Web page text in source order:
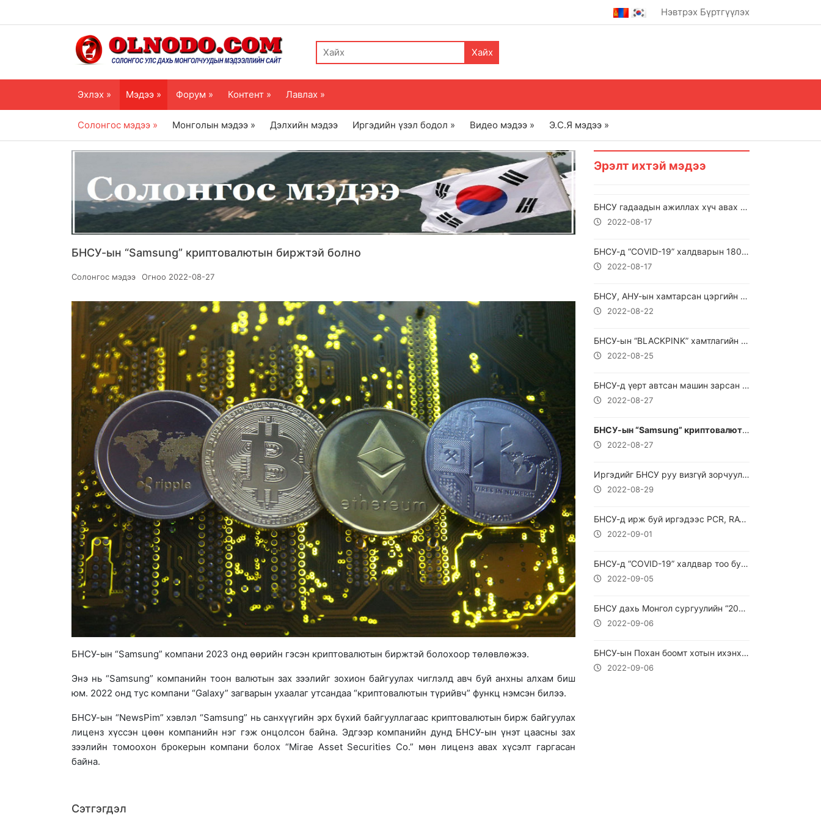
Нэвтрэх Бүртгүүлэх
Хайх
Эхлэх » Мэдээ » Форум » Контент » Лавлах »
Солонгос мэдээ » Монголын мэдээ » Дэлхийн мэдээ Иргэдийн үзэл бодол » Видео мэдээ » Э.С.Я мэдээ »
БНСУ-ын “Samsung” криптовалютын биржтэй болно
Солонгос мэдээ Огноо 2022-08-27
БНСУ-ын “Samsung” компани 2023 онд өөрийн гэсэн криптовалютын биржтэй болохоор төлөвлөжээ.
Энэ нь “Samsung” компанийн тоон валютын зах зээлийг зохион байгуулах чиглэлд авч буй анхны алхам биш
юм. 2022 онд тус компани “Galaxy” загварын ухаалаг утсандаа “криптовалютын түрийвч” функц нэмсэн билээ.
БНСУ-ын “NewsPim” хэвлэл “Samsung” нь санхүүгийн эрх бүхий байгууллагаас криптовалютын бирж байгуулах
лиценз хүссэн цөөн компанийн нэг гэж онцолсон байна. Эдгээр компанийн дунд БНСУ-ын үнэт цаасны зах
зээлийн томоохон брокерын компани болох “Mirae Asset Securities Co.” мөн лиценз авах хүсэлт гаргасан
байна.
Сэтгэгдэл
Эрэлт ихтэй мэдээ
БНСУ гадаадын ажиллах хүч авах квотыг нэмнэ
2022-08-17
БНСУ-д “COVID-19” халдварын 180803 тохиолдол илэрсэн
2022-08-17
БНСУ, АНУ-ын хамтарсан цэргийн сургууль эхэлжээ
2022-08-22
БНСУ-ын “BLACKPINK” хамтлагийн цомгийн урьдчилсан захиалгын тоо хоёр сая давжээ
2022-08-25
БНСУ-д үерт автсан машин зарсан тохиолдолд
2022-08-27
БНСУ-ын “Samsung” криптовалютын биржтэй болно
2022-08-27
Иргэдийг БНСУ руу визгүй зорчуулах асуудлаар хамтарсан ажлын баг гаргахаар тохиролцлоо
2022-08-29
БНСУ-д ирж буй иргэдээс PCR, RAT шинжилгээний хариу шаардахгүй
2022-09-01
БНСУ-д “COVID-19” халдвар тоо буурчээ
2022-09-05
БНСУ дахь Монгол сургуулийн “2022 Сөүл-Монгол наадам” болов
2022-09-06
БНСУ-ын Похан боомт хотын ихэнх хэсэг үерт автжээ
2022-09-06